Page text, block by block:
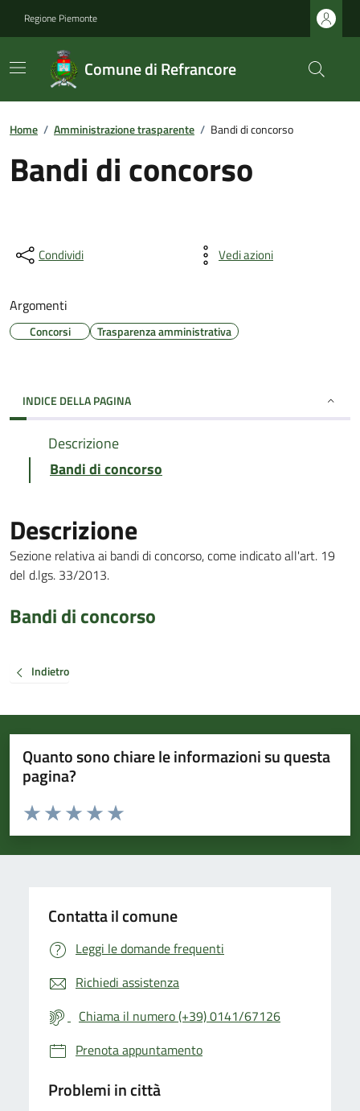
Regione Piemonte
Comune di Refrancore
Home / Amministrazione trasparente / Bandi di concorso
Bandi di concorso
Condividi Vedi azioni
Argomenti
Concorsi Trasparenza amministrativa
INDICE DELLA PAGINA
Descrizione
Bandi di concorso
Descrizione
Sezione relativa ai bandi di concorso, come indicato all'art. 19
del d.lgs. 33/2013.
Bandi di concorso
Indietro
Quanto sono chiare le informazioni su questa
pagina?
Valuta da 1 a 5 stelle la pagina
Valuta 5 stelle su 5
Valuta 4 stelle su 5
Valuta 3 stelle su 5
Valuta 2 stelle su 5
Valuta 1 stelle su 5
Contatta il comune
Leggi le domande frequenti
Richiedi assistenza
Chiama il numero (+39) 0141/67126
Prenota appuntamento
Problemi in città